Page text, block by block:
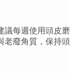
議每週使用頭皮磨
老廢角質，保持頭